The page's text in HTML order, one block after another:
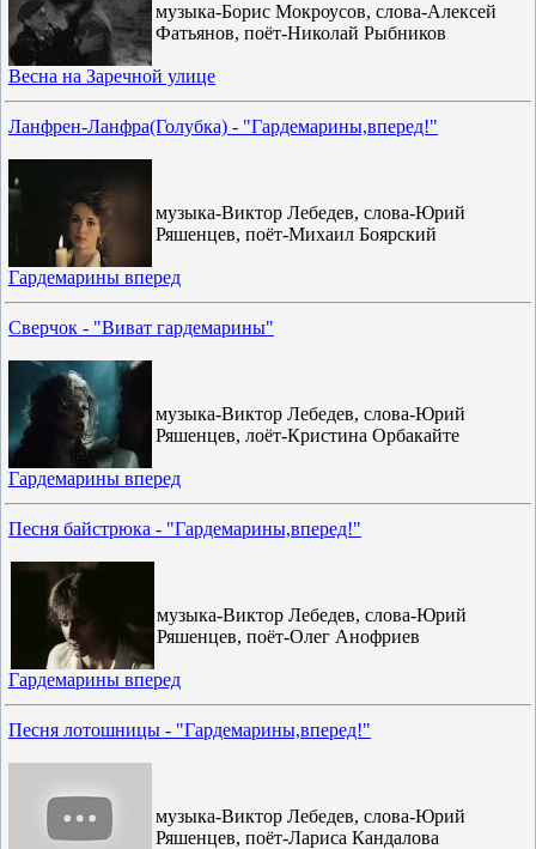
музыка-Борис Мокроусов, слова-Алексей
Фатьянов, поёт-Николай Рыбников
Весна на Заречной улице
Ланфрен-Ланфра(Голубка) - "Гардемарины,вперед!"
музыка-Виктор Лебедев, слова-Юрий
Ряшенцев, поёт-Михаил Боярский
Гардемарины вперед
Сверчок - "Виват гардемарины"
музыка-Виктор Лебедев, слова-Юрий
Ряшенцев, лоёт-Кристина Орбакайте
Гардемарины вперед
Песня байстрюка - "Гардемарины,вперед!"
музыка-Виктор Лебедев, слова-Юрий
Ряшенцев, поёт-Олег Анофриев
Гардемарины вперед
Песня лотошницы - "Гардемарины,вперед!"
музыка-Виктор Лебедев, слова-Юрий
Ряшенцев, поёт-Лариса Кандалова